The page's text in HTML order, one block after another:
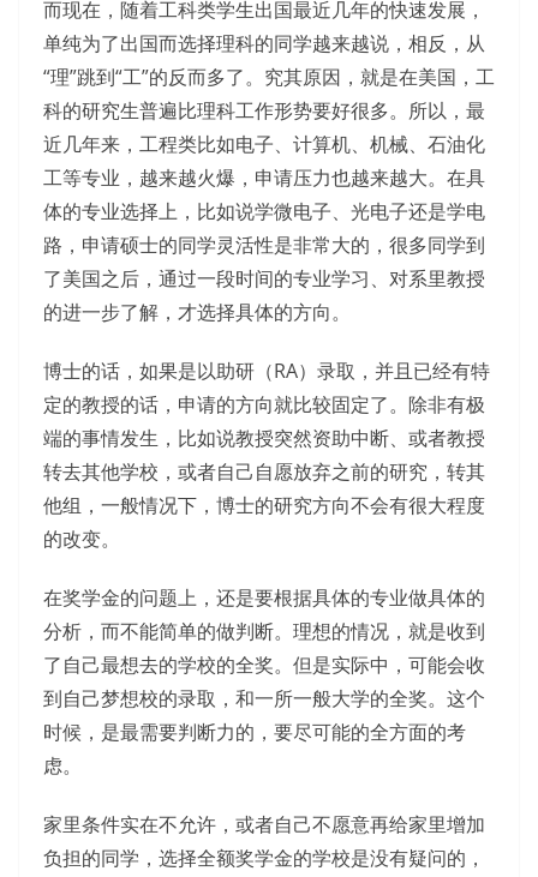
而现在，随着工科类学生出国最近几年的快速发展，
单纯为了出国而选择理科的同学越来越说，相反，从
“理”跳到“工”的反而多了。究其原因，就是在美国，工
科的研究生普遍比理科工作形势要好很多。所以，最
近几年来，工程类比如电子、计算机、机械、石油化
工等专业，越来越火爆，申请压力也越来越大。在具
体的专业选择上，比如说学微电子、光电子还是学电
路，申请硕士的同学灵活性是非常大的，很多同学到
了美国之后，通过一段时间的专业学习、对系里教授
的进一步了解，才选择具体的方向。
博士的话，如果是以助研（RA）录取，并且已经有特
定的教授的话，申请的方向就比较固定了。除非有极
端的事情发生，比如说教授突然资助中断、或者教授
转去其他学校，或者自己自愿放弃之前的研究，转其
他组，一般情况下，博士的研究方向不会有很大程度
的改变。
在奖学金的问题上，还是要根据具体的专业做具体的
分析，而不能简单的做判断。理想的情况，就是收到
了自己最想去的学校的全奖。但是实际中，可能会收
到自己梦想校的录取，和一所一般大学的全奖。这个
时候，是最需要判断力的，要尽可能的全方面的考
虑。
家里条件实在不允许，或者自己不愿意再给家里增加
负担的同学，选择全额奖学金的学校是没有疑问的，